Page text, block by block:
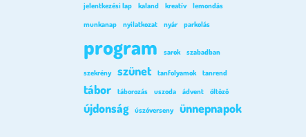
jelentkezési lap kaland kreatív
lemondás
munkanap
nyilatkozat nyár parkolás
program sarok szabadban
szekrény szünet tanfolyamok tanrend
tábor táborozás uszoda ádvent öltöző
újdonság úszóverseny ünnepnapok